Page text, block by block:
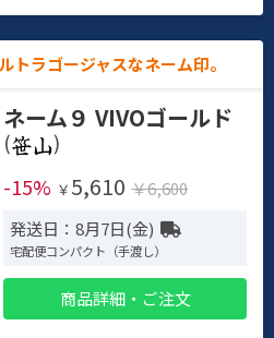
トラゴージャスなネーム印。
ネーム９ VIVOゴールド
(
)
-15% ￥ 5,610 ￥6,600
発送日：8月7日(金)
宅配便コンパクト（手渡し）
商品詳細・ご注文